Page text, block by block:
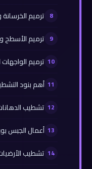
ترميم
ترميم الأسطح
ترميم الواجهات
أهم بنود
تشطيب
أعمال الجبس
تشطيب